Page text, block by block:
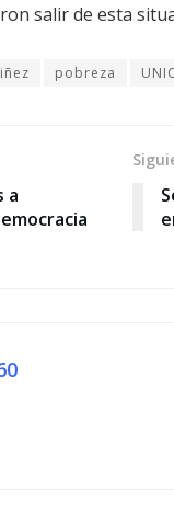
salir de esta
pobreza
a